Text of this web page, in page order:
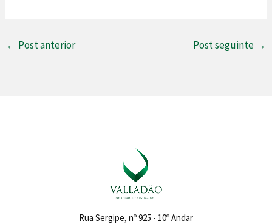
← Post anterior Post seguinte →
Rua Sergipe, nº 925 - 10º Andar